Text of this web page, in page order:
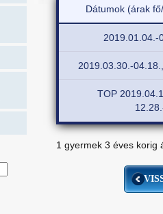
Dátumok (árak
2019.01.04.-
2019.03.30.-
TOP
1 gyermek 3 éves korig